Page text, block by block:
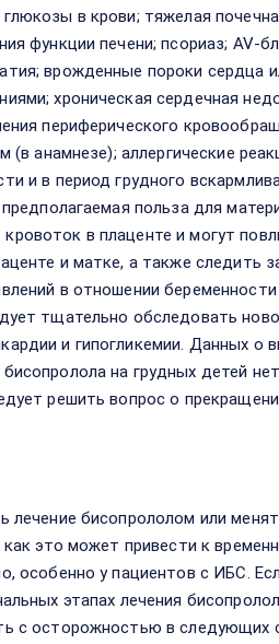
в крови; тяжелая
функции печени; псориаз; AV-
врожденные пороки сердца
хроническая сердечная
периферического
(в анамнезе); аллергические
и в период грудного
польза для
в плаценте и могут
и матке, а также следить
в отношении
тщательно обследовать
и гипогликемии. Данных о
на грудных детей
решить вопрос о
лечение бисопрололом или
это может привести к
особенно у пациентов с ИБС.
этапах лечения
с осторожностью в